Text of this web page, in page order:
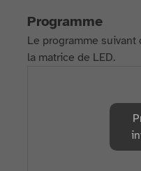
Programme
Le programme
la matrice de LED.